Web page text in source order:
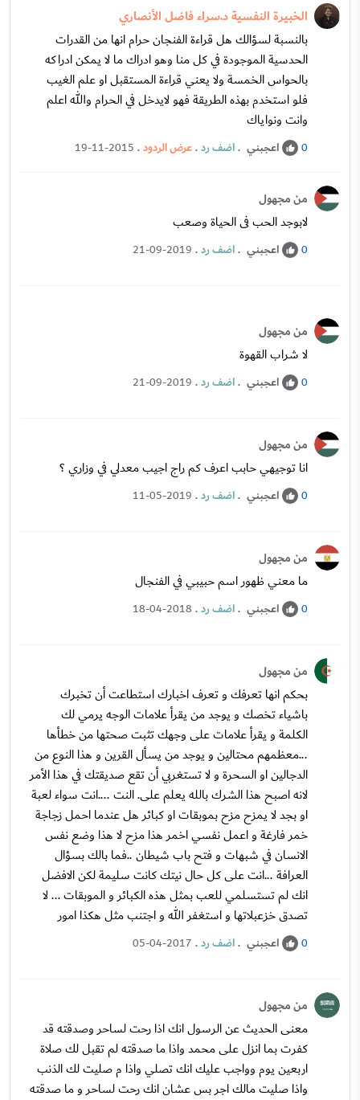
الخبيرة النفسية د.سراء فاضل الأنصاري
بالنسبة لسؤالك هل قراءة الفنجان حرام انها من القدرات
الحدسية الموجودة في كل منا وهو ادراك ما لا يمكن ادراكه
بالحواس الخمسة ولا يعني قراءة المستقبل او علم الغيب
فلو استخدم بهذه الطريقة فهو لايدخل في الحرام والله اعلم
وانت ونواياك
0 اعجبني .اضف رد.عرض الردود.
19-11-2015
من مجهول
لابوجد الحب فى الحياة وصعب
0 اعجبني .اضف رد.
21-09-2019
من مجهول
لا شراب القهوة
0 اعجبني .اضف رد.
21-09-2019
من مجهول
انا توجيهي حابب اعرف كم راج اجيب معدلي في وزاري ؟
0 اعجبني .اضف رد.
11-05-2019
من مجهول
ما معني ظهور اسم حبيبي في الفنجال
0 اعجبني .اضف رد.
18-04-2018
من مجهول
بحكم انها تعرفك و تعرف اخبارك استطاعت أن تخبرك
باشياء تخصك و يوجد من يقرأ علامات الوجه يرمي لك
الكلمة و يقرأ علامات على وجهك تثبت صحتها من خطأها
...معظمهم محتالين و يوجد من يسأل القرين و هذا النوع من
الدجالين او السحرة و لا تستغربي أن تقع صديقتك في هذا الأمر
لانه اصبح هذا الشرك بالله يعلم على. النت ....انت سواء لعبة
او بجد لا يمزح مزح بموبقات او كبائر هل عندما احمل زجاجة
خمر فارغة و اعمل نفسي اخمر هذا مزح لا هذا وضع نفس
الانسان في شبهات و فتح باب شيطان ..فما بالك بسؤال
العرافة ...انت على كل حال نيتك كانت سليمة لكن الافضل
انك لم تستسلمي للعب بمثل هذه الكبائر و الموبقات ... لا
تصدق خزعبلاتها و استغفر الله و اجتنب مثل هكذا امور
0 اعجبني .اضف رد.
05-04-2017
من مجهول
معنى الحديث عن الرسول انك اذا رحت لساحر وصدقته قد
كفرت بما انزل على محمد واذا ما صدقته لم تقبل لك صلاة
اربعين يوم وواجب عليك انك تصلي واذا م صليت لك الذنب
واذا صليت مالك اجر بس عشان انك رحت لساحر و ما صدقته